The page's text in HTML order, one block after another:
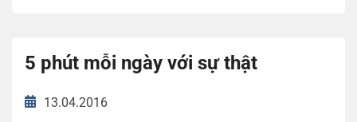
5 phút mỗi ngày với sự thật
13.04.2016